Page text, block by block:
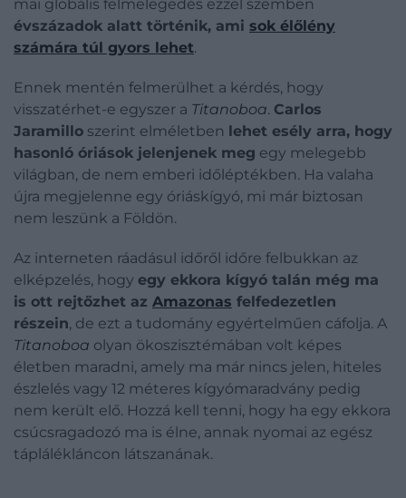
mai globális felmelegedés ezzel szemben
évszázadok alatt történik, ami sok élőlény
számára túl gyors lehet.
Ennek mentén felmerülhet a kérdés, hogy
visszatérhet-e egyszer a Titanoboa. Carlos
Jaramillo szerint elméletben lehet esély arra, hogy
hasonló óriások jelenjenek meg egy melegebb
világban, de nem emberi időléptékben. Ha valaha
újra megjelenne egy óriáskígyó, mi már biztosan
nem leszünk a Földön.
Az interneten ráadásul időről időre felbukkan az
elképzelés, hogy egy ekkora kígyó talán még ma
is ott rejtőzhet az Amazonas felfedezetlen
részein, de ezt a tudomány egyértelműen cáfolja. A
Titanoboa olyan ökoszisztémában volt képes
életben maradni, amely ma már nincs jelen, hiteles
észlelés vagy 12 méteres kígyómaradvány pedig
nem került elő. Hozzá kell tenni, hogy ha egy ekkora
csúcsragadozó ma is élne, annak nyomai az egész
táplálékláncon látszanának.